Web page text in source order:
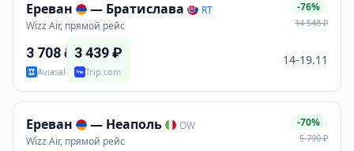
Ереван — Братислава
RT
Wizz Air, прямой рейс
-76%
14 548₽
3 708₽
Aviasales
3 439₽
Trip.com
14-19.11
Ереван — Неаполь
OW
Wizz Air, прямой рейс
-70%
5 790₽